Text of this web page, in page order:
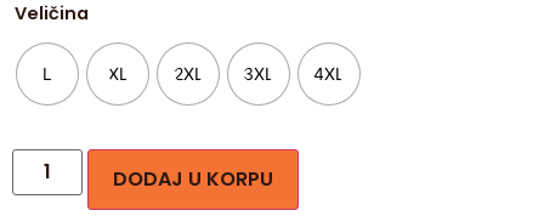
Veličina
L XL 2XL 3XL 4XL
DODAJ U KORPU